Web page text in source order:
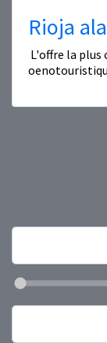
Rioja
L'offre la plus